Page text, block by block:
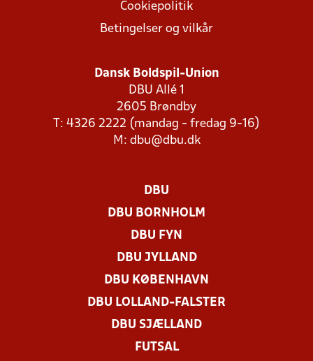
Cookiepolitik
Betingelser og vilkår
Dansk Boldspil-Union
DBU Allé 1
2605 Brøndby
T: 4326 2222 (mandag - fredag 9-16)
M: dbu@dbu.dk
DBU
DBU BORNHOLM
DBU FYN
DBU JYLLAND
DBU KØBENHAVN
DBU LOLLAND-FALSTER
DBU SJÆLLAND
FUTSAL